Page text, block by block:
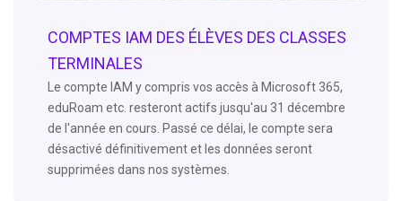
COMPTES IAM DES ÉLÈVES DES CLASSES
TERMINALES
Le compte IAM y compris vos accès à Microsoft 365,
eduRoam etc. resteront actifs jusqu'au 31 décembre
de l'année en cours. Passé ce délai, le compte sera
désactivé définitivement et les données seront
supprimées dans nos systèmes.